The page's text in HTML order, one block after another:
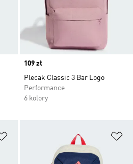
Price
109 zł
Plecak Classic 3 Bar Logo
Performance
6 kolory
Dodaj do listy życzeń